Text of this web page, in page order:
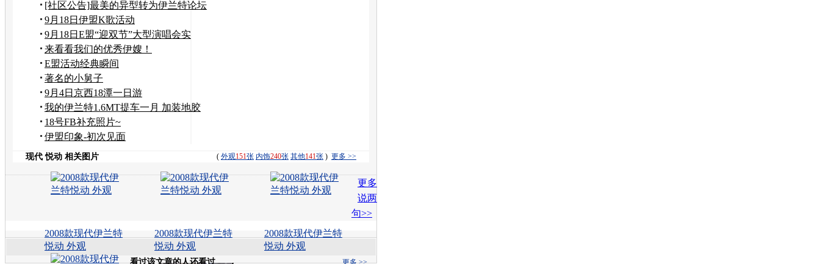
[社区公告]最美的异型转为伊兰特论坛
正式斑竹
9月18日伊盟K歌活动
9月18日E盟“迎双节”大型演唱会实
录！
来看看我们的优秀伊嫂！
E盟活动经典瞬间
著名的小舅子
9月4日京西18潭一日游
我的伊兰特1.6MT提车一月 加装地胶
改装！附超
18号FB补充照片~
伊盟印象-初次见面
( 外观151张 内饰240张 其他141张 ) 更多 >>
现代 悦动 相关图片
2008款现代伊兰特
悦动 外观
2008款现代伊兰特
悦动 外观
2008款现代伊兰特
悦动 外观
更多
说两
句>>
更多 >>
看过该文章的人还看过